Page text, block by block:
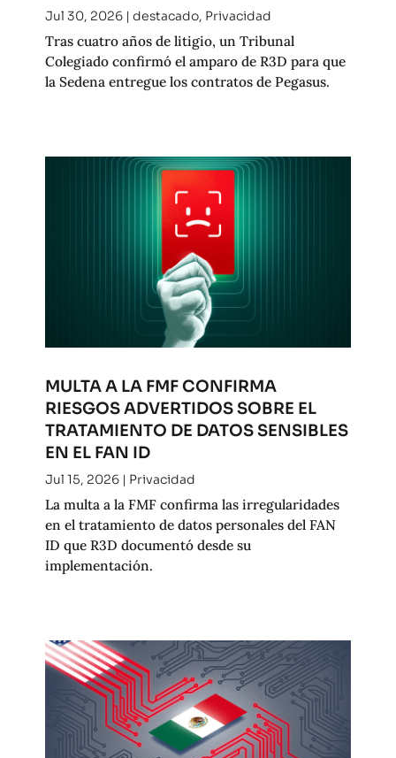
Jul 30, 2026| destacado, Privacidad
Tras cuatro años de litigio, un Tribunal
Colegiado confirmó el amparo de R3D para que
la Sedena entregue los contratos de Pegasus.
MULTA A LA FMF CONFIRMA
RIESGOS ADVERTIDOS SOBRE EL
TRATAMIENTO DE DATOS SENSIBLES
EN EL FAN ID
Jul 15, 2026| Privacidad
La multa a la FMF confirma las irregularidades
en el tratamiento de datos personales del FAN
ID que R3D documentó desde su
implementación.